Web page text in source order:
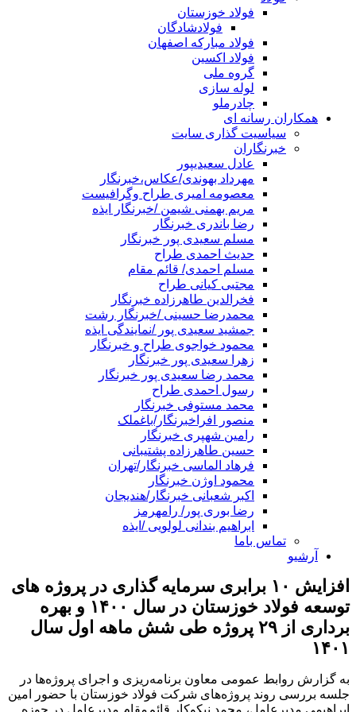
فولاد خوزستان
فولادشادگان
فولاد مبارکه اصفهان
فولاد اکسین
گروه ملی
لوله سازی
چادرملو
همکاران رسانه ای
سیاسیت گذاری سایت
خبرنگاران
عادل سعیدیپور
مهرداد بهوندی/عکاس،خبرنگار
معصومه امیری طراح وگرافیست
مریم بهمنی شیمن /خبرنگار ایذه
رضا باندری خبرنگار
مسلم سعیدی پور خبرنگار
حدیث احمدی طراح
مسلم احمدی/ قائم مقام
مجتبی کیانی طراح
فخرالدین طاهرزاده خبرنگار
محمدرضا حسینی /خبرنگار رشت
جمشید سعیدی پور /نمایندگی ایذه
محمود خواجوی طراح و خبرنگار
زهرا سعیدی پور خبرنگار
محمد رضا سعیدی پور خبرنگار
رسول احمدی طراح
محمد مستوفی خبرنگار
منصور افراخبرنگار/باغملک
رامین شهپری خبرنگار
حسین طاهرزاده پشتیبانی
فرهاد الماسی خبرنگار/تهران
محمود اوژن خبرنگار
اکبر شعبانی خبرنگار/هندیجان
رضا بوری پور/ رامهرمز
ابراهیم بندانی لولویی /ایذه
تماس باما
آرشیو
افزایش ۱۰ برابری سرمایه گذاری در پروژه های
توسعه فولاد خوزستان در سال ۱۴۰۰ و بهره
برداری از ۲۹ پروژه طی شش ماهه اول سال
۱۴۰۱
به گزارش روابط عمومی معاون برنامه‌ریزی و اجرای پروژه‌ها در
جلسه بررسی روند پروژه‌های شرکت فولاد خوزستان با حضور امین
ابراهیمی مدیرعامل، محمد نیکوکار قائم‌مقام مدیرعامل در حوزه